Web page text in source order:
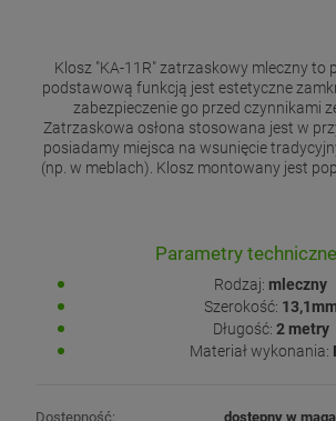
Klosz "KA-11R" zatrzaskowy mleczny to
podstawową funkcją jest estetyczne
zabezpieczenie go przed czynnikami
Zatrzaskowa osłona stosowana jest w
posiadamy miejsca na wsunięcie
(np. w meblach). Klosz montowany jest
Parametry
Rodzaj: mleczny
Szerokość:
Długość: 2 metry
Materiał wykonania:
Dostępność:
dostępny w